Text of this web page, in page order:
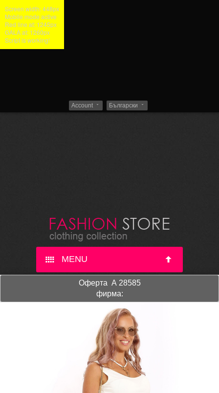
Account Български
MENU
Оферта A 28585
фирма:
Screen width: 448px
Mobile mode active
Red line at: 1245px
GALA at: 1260px
Script is working!